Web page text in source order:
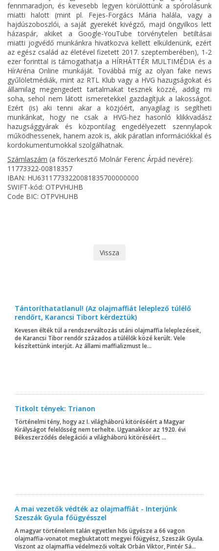
fennmaradjon, és kevesebb legyen körülöttünk a spórolásunk
miatti halott (mint pl. Fejes-Forgács Mária halála, vagy a
hajdúszoboszlói, a saját gyerekét kivégző, majd öngyilkos lett
házaspár, akiket a Google-YouTube törvénytelen betiltásai
miatti jogvédő munkánkra hivatkozva kellett elküldenünk, ezért
az egész család az életével fizetett 2017. szeptemberében), 1-2
ezer forinttal is támogathatja a HÍRHÁTTÉR MULTIMÉDIA és a
HírAréna Online munkáját. Továbbá míg az olyan fake news
gyűlöletmédiák, mint az RTL Klub vagy a HVG hazugságokat és
államilag megengedett tartalmakat tesznek közzé, addig mi
soha, sehol nem látott ismeretekkel gazdagítjuk a lakosságot.
Ezért (is) aki tenni akar a közjóért, anyagilag is segítheti
munkánkat, hogy ne csak a HVG-hez hasonló klikkvadász
hazugsággyárak és központilag engedélyezett szennylapok
működhessenek, hanem azok is, akik páratlan információkkal és
kordokumentumokkal szolgálhatnak.
Számlaszám (a főszerkesztő Molnár Ferenc Árpád nevére):
11773322-00818357
IBAN: HU63117733220081835700000000
SWIFT-kód: OTPVHUHB
Code BIC: OTPVHUHB
Vissza
Tántoríthatatlanul! (Az olajmaffiát leleplező túlélő
rendőrt, Karancsi Tibort kérdeztük)
Kevesen élték túl a rendszerváltozás utáni olajmaffia leleplezéseit,
de Karancsi Tibor rendőr százados a túlélők közé került. Vele
készítettünk interjút. Az állami maffializmust le...
Titkolt tények: Trianon
Történelmi tény, hogy az I. világháború kitöréséért a Magyar
Királyságot felelősség nem terhelte. Ugyanakkor az 1920. évi
Békeszerződés delegációi a világháború kitöréséért ...
A mai vezetők védték az olajmaffiát - Interjúnk
Szeszák Gyula főügyésszel
A magyar történelem talán egyetlen hős ügyésze a 66 vagon
olajmaffia-vonatot megbuktatott megyei főügyész, Szeszák Gyula.
Viszont az olajmaffia védelmezői voltak Orbán Viktor, Pintér Sá...